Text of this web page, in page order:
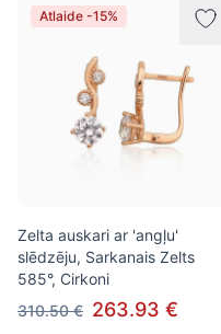
Atlaide -15%
Zelta auskari ar 'angļu'
slēdzēju, Sarkanais Zelts
585°, Cirkoni
310.50 € 263.93 €